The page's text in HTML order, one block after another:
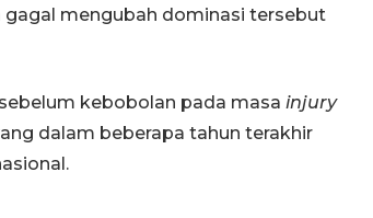
mengubah dominasi tersebut
kebobolan pada masa injury
dalam beberapa tahun terakhir